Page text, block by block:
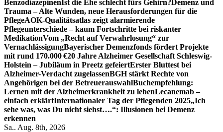
BenzodiazepinenIst die Ehe schlecht fürs Gehirn?Demenz und
Trauma – Alte Wunden, neue Herausforderungen für die
PflegeAOK-Qualitätsatlas zeigt alarmierende
Pflegeunterschiede – kaum Fortschritte bei riskanter
MedikationVom „Recht auf Verwahrlosung“ zur
VernachlässigungBayerischer Demenzfonds fördert Projekte
mit rund 170.000 €20 Jahre Alzheimer Gesellschaft Schleswig-
Holstein – Jubiläum in Preetz gefeiertErster Bluttest bei
Alzheimer-Verdacht zugelassenBGH stärkt Rechte von
Angehörigen bei der BetreuerauswahlBuchempfehlung:
Lernen mit der Alzheimerkrankheit zu lebenLecanemab –
einfach erklärtInternationaler Tag der Pflegenden 2025„Ich
sehe was, was Du nicht siehst….“: Illusionen bei Demenz
erkennen
Sa.. Aug. 8th, 2026